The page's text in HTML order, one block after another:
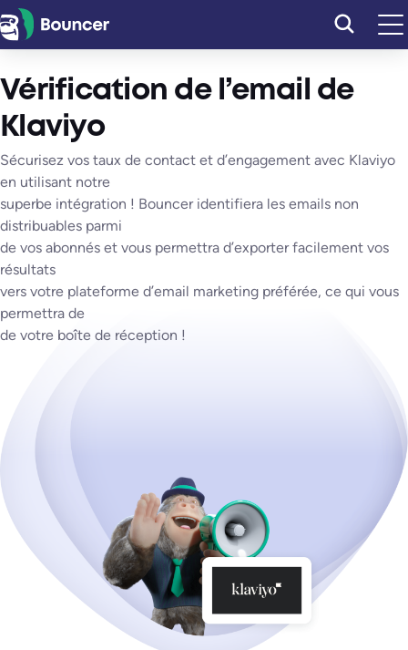
Aller
au
Vérification de l’email de
Klaviyo
Sécurisez vos taux de contact et d’engagement avec Klaviyo
en utilisant notre
superbe intégration ! Bouncer identifiera les emails non
distribuables parmi
de vos abonnés et vous permettra d’exporter facilement vos
résultats
vers votre plateforme d’email marketing préférée, ce qui vous
permettra de
de votre boîte de réception !